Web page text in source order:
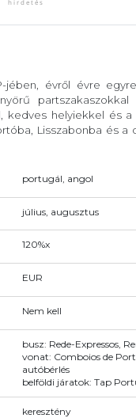
jében, évről évre
helyiekkel és
Lisszabonba és a
portugál, angol
július, augusztus
120%x
EUR
Nem kell
busz: Rede-Expressos,
vonat: Comboios de
autóbérlés
belföldi járatok: Tap
keresztény